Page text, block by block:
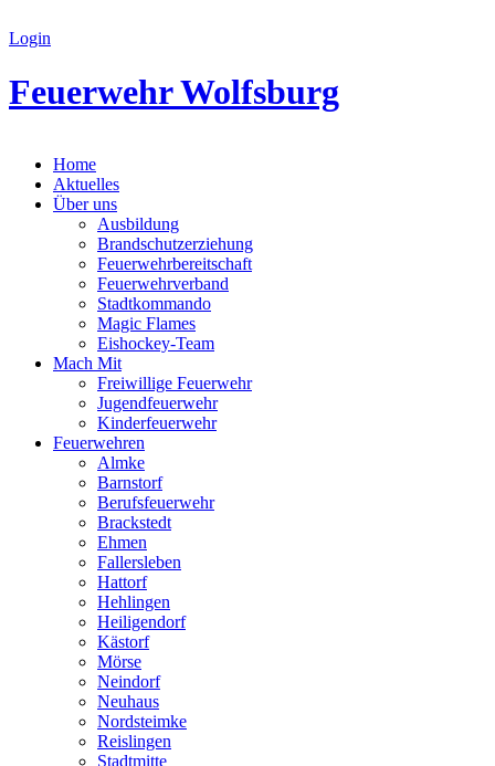
Login
Feuerwehr Wolfsburg
Home
Aktuelles
Über uns
Ausbildung
Brandschutzerziehung
Feuerwehrbereitschaft
Feuerwehrverband
Stadtkommando
Magic Flames
Eishockey-Team
Mach Mit
Freiwillige Feuerwehr
Jugendfeuerwehr
Kinderfeuerwehr
Feuerwehren
Almke
Barnstorf
Berufsfeuerwehr
Brackstedt
Ehmen
Fallersleben
Hattorf
Hehlingen
Heiligendorf
Kästorf
Mörse
Neindorf
Neuhaus
Nordsteimke
Reislingen
Stadtmitte